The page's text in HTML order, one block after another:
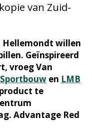
van Zuid-
Hellemondt willen
Geïnspireerd
vroeg Van
en LMB
te
Advantage Red